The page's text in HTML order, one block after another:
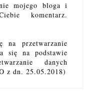
mojego bloga i
komentarz.
na przetwarzanie
się na podstawie
danych
z dn. 25.05.2018)